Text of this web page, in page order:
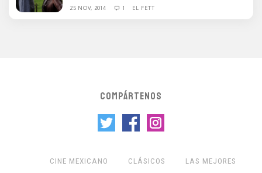
25 NOV, 2014 1 EL FETT
COMPÁRTENOS
CINE MEXICANO CLÁSICOS
LAS MEJORES